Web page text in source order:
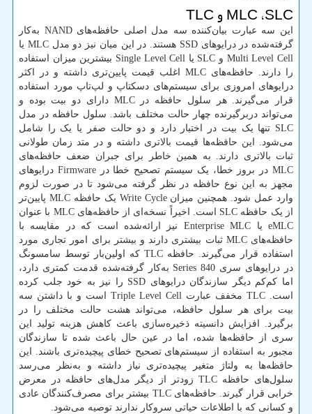
MLC ،SLC و TLC
این سه عبارت بیان‌کننده سه مدل اصلی حافظه‌های NAND به‌کار
گرفته‌شده در درایوهای SSD هستند. در این میان نیز دو مدل MLC یا
Multi Level Cell و SLC یا Single Level Cell بیشترین میزان استفاده
را دارند. حافظه‌های MLC اغلب قیمت پایین‌تری داشته و در اکثر
درایوهای امروزی برای سیستم‌های دسکتاپ و لپ‌تاپ مورد استفاده
قرار می‌گیرند. هر سلول حافظه در MLC دارای دو بیت بوده و
می‌تواند دربرگیرنده چهار حالت مختلف باشد. سلول حافظه در مدل
SLC تنها یک بیت در اختیار دارد و دو حالت صفر یا یک را شامل
می‌شود. این حافظه‌ها قیمت بالاتری داشته و در متد زمان طولانی
ثبات بالاتری دارند. به همین خاطر برای جبران ضعف حافظه‌های
MLC در بروز خطا، یک سیستم تصحیح خطا در Firmware درایوهای
مجهز به این نوع حافظه در نظر گرفته می‌شود تا در صورت لزوم
وارد عمل شود. همچنین میزان Write Cycle یک حافظه MLC پایین‌تر
از یک حافظه SLC است. اخیراً نسخه‌ای از حافظه‌های MLC با عنوان
eMLC یا Enterprise MLC نیز ارائه‌شده است که در مقایسه با
حافظه‌های MLC ثبات بیشتری دارند و بیشتر برای امور تجاری مورد
استفاده قرار می‌گیرند. حافظه TLC که اولین‌بار توسط سامسونگ
در درایوهای سری 840 Series به‌کار گرفته‌شده قدمت کمتری دارد،
اما کم‌کم دیگر سازندگان درایوهای SSD را نیز به خود جلب کرده
است. TLC مخفف عبارت Triple Level Cell است و با داشتن سه
بیت برای هر سلول حافظه، می‌تواند هشت حالت مختلف را در
برگیرد. افزایش دانسیته ذخیره‌سازی باعث کاهش هزینه تولید این
سری از حافظه‌ها شده، اما در عین حال باعث شده تا سازندگان
مجبور به استفاده از سیستم‌های تصحیح خطای پیچیده‌تری باشند. این
حافظه‌ها به ولتاژ متغیر پیچیده‌تری نیاز داشته و به‌نظر می‌رسد
سلول‌های حافظه TLC زودتر از دیگر مدل‌های حافظه در معرض
خرابی قرار گیرند. حافظه‌های TLC بیشتر برای مصرف‌کنندگان عادی
و کسانی که با اطلاعات حیاتی سروکار ندارند توصیه می‌شود.